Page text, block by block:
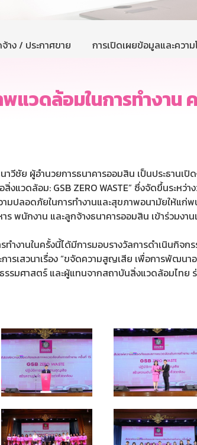
าง / ประกาศขาย การเปิดเผยข้อมูลและความ
วดล้อมในการทำงาน
ชัย ผู้อำนวยการธนาคารออมสิน เป็นประธานเ
แวดล้อม: GSB ZERO WASTE” ซึ่งจัดขึ้นระห
ปลอดภัยในการทำงานและสุขภาพอนามัยให้แก่
พนักงาน และลูกจ้างธนาคารออมสิน เข้าร่วมง
งานในครั้งนี้ได้มีการมอบรางวัลการดำเนินกิจ
ารเสวนาเรื่อง “ขจัดความสูญเสีย เพื่อการพัฒ
มศาสตร์ และผู้แทนจากสถาบันสิ่งแวดล้อมไทย ร่